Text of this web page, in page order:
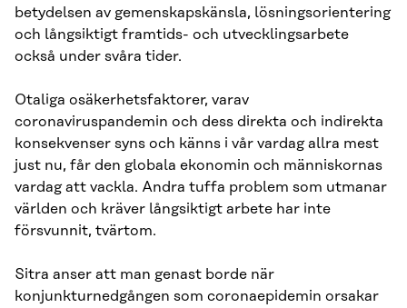
betydelsen av gemenskapskänsla, lösningsorientering
och långsiktigt framtids- och utvecklingsarbete
också under svåra tider.
Otaliga osäkerhetsfaktorer, varav
coronaviruspandemin och dess direkta och indirekta
konsekvenser syns och känns i vår vardag allra mest
just nu, får den globala ekonomin och människornas
vardag att vackla. Andra tuffa problem som utmanar
världen och kräver långsiktigt arbete har inte
försvunnit, tvärtom.
Sitra anser att man genast borde när
konjunkturnedgången som coronaepidemin orsakar